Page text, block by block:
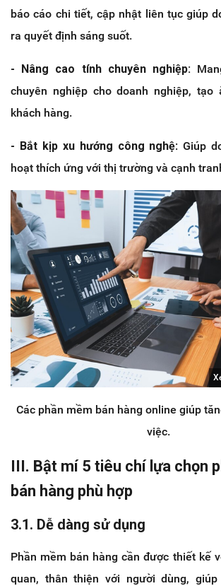
báo cáo chi tiết, cập nhật liên tục giúp
ra quyết định sáng suốt.
- Nâng cao tính chuyên nghiệp:
chuyên nghiệp cho doanh nghiệp,
khách hàng.
- Bắt kịp xu hướng công nghệ: Giúp
hoạt thích ứng với thị trường và cạnh
Các phần mềm bán hàng online giúp
việc.
III. Bật mí 5 tiêu chí lựa chọn
bán hàng phù hợp
3.1. Dễ dàng sử dụng
Phần mềm bán hàng cần được thiết kế
quan, thân thiện với người dùng,